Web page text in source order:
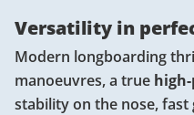
Versatility in
Modern longboarding
manoeuvres, a true
stability on the nose,